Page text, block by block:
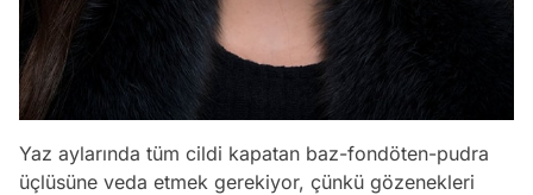
Yaz aylarında tüm cildi kapatan baz-fondöten-pudra
üçlüsüne veda etmek gerekiyor, çünkü gözenekleri